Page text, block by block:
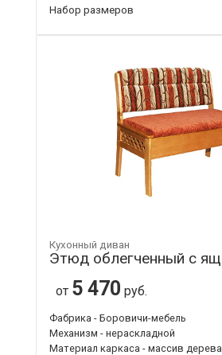
Набор размеров
Кухонный диван
Этюд облегченный с
от 5 470 руб.
Фабрика - Боровичи-мебель
Механизм - нераскладной
Материал каркаса - массив